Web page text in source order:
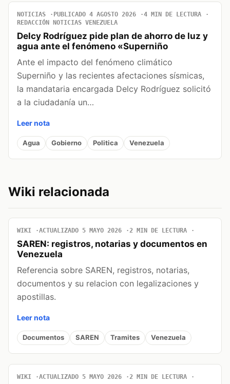
NOTICIAS PUBLICADO 4 AGOSTO 2026
4 MIN DE LECTURA
REDACCIÓN NOTICIAS VENEZUELA
Delcy Rodríguez pide plan de ahorro de luz y
agua ante el fenómeno «Superniño
Ante el impacto del fenómeno climático
Superniño y las recientes afectaciones sísmicas,
la mandataria encargada Delcy Rodríguez solicitó
a la ciudadanía un…
Leer nota
Agua Gobierno Politica Venezuela
Wiki relacionada
WIKI ACTUALIZADO 5 MAYO 2026 2 MIN DE LECTURA
SAREN: registros, notarias y documentos en
Venezuela
Referencia sobre SAREN, registros, notarias,
documentos y su relacion con legalizaciones y
apostillas.
Leer nota
Documentos SAREN Tramites Venezuela
WIKI ACTUALIZADO 5 MAYO 2026 2 MIN DE LECTURA